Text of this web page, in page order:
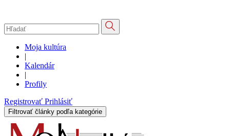
Moja kultúra
|
Kalendár
|
Profily
Registrovať Prihlásiť
Filtrovať články podľa kategórie